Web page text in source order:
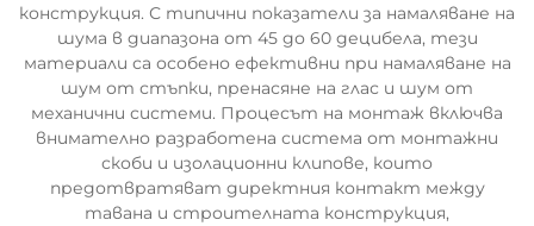
конструкция. С типични показатели за намаляване на
шума в диапазона от 45 до 60 децибела, тези
материали са особено ефективни при намаляване на
шум от стъпки, пренасяне на глас и шум от
механични системи. Процесът на монтаж включва
внимателно разработена система от монтажни
скоби и изолационни клипове, които
предотвратяват директния контакт между
тавана и строителната конструкция,